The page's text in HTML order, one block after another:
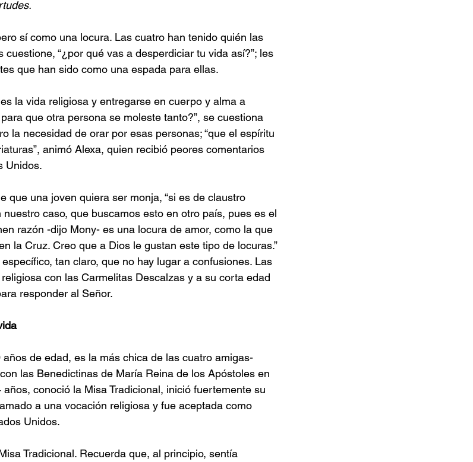
sí como una locura. Las cuatro han tenido quién las
“¿por qué vas a desperdiciar tu vida así?”; les
que han sido como una espada para ellas.
la vida religiosa y entregarse en cuerpo y alma a
que otra persona se moleste tanto?”, se cuestiona
la necesidad de orar por esas personas; “que el espíritu
animó Alexa, quien recibió peores comentarios
Unidos.
que una joven quiera ser monja, “si es de claustro
caso, que buscamos esto en otro país, pues es el
razón -dijo Mony- es una locura de amor, como la que
la Cruz. Creo que a Dios le gustan este tipo de locuras.”
tan claro, que no hay lugar a confusiones. Las
con las Carmelitas Descalzas y a su corta edad
responder al Señor.
de edad, es la más chica de las cuatro amigas-
las Benedictinas de María Reina de los Apóstoles en
años, conoció la Misa Tradicional, inició fuertemente su
a una vocación religiosa y fue aceptada como
Unidos.
Tradicional. Recuerda que, al principio, sentía